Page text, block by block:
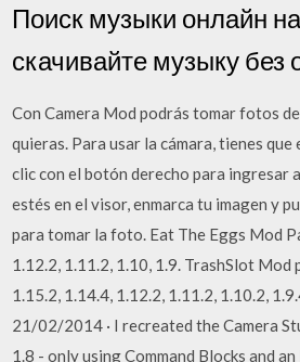
Поиск музыки онлайн
скачивайте музыку без
Con Camera Mod podrás tomar fotos
quieras. Para usar la cámara, tienes
clic con el botón derecho para ingresar
estés en el visor, enmarca tu imagen y
para tomar la foto. Eat The Eggs Mod
1.12.2, 1.11.2, 1.10, 1.9. TrashSlot Mod
1.15.2, 1.14.4, 1.12.2, 1.11.2, 1.10.2,
21/02/2014 · I recreated the Camera
1.8 - only using Command Blocks and